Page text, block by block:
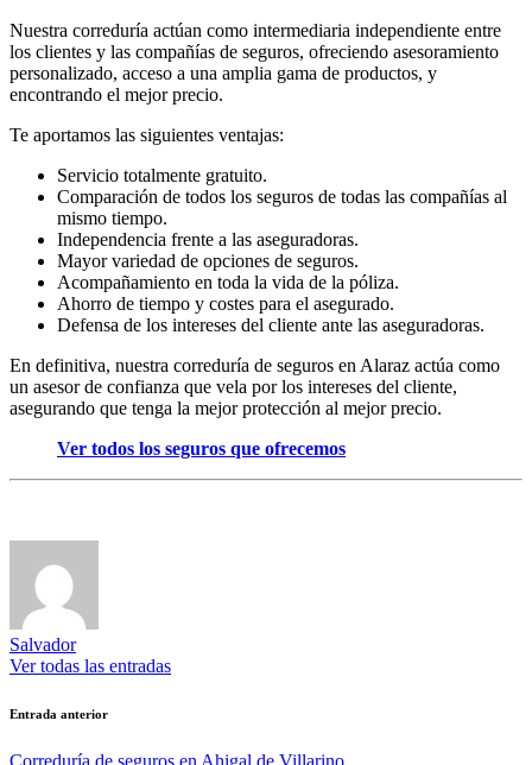
Nuestra correduría actúan como intermediaria independiente entre
los clientes y las compañías de seguros, ofreciendo asesoramiento
personalizado, acceso a una amplia gama de productos, y
encontrando el mejor precio.
Te aportamos las siguientes ventajas:
Servicio totalmente gratuito.
Comparación de todos los seguros de todas las compañías al
mismo tiempo.
Independencia frente a las aseguradoras.
Mayor variedad de opciones de seguros.
Acompañamiento en toda la vida de la póliza.
Ahorro de tiempo y costes para el asegurado.
Defensa de los intereses del cliente ante las aseguradoras.
En definitiva, nuestra correduría de seguros en Alaraz actúa como
un asesor de confianza que vela por los intereses del cliente,
asegurando que tenga la mejor protección al mejor precio.
Ver todos los seguros que ofrecemos
Salvador
Ver todas las entradas
Navegación
de
Entrada anterior
Correduría de seguros en Ahigal de Villarino